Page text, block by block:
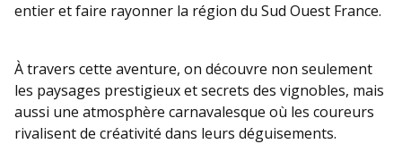
entier et faire rayonner la région du Sud Ouest France.
À travers cette aventure, on découvre non seulement
les paysages prestigieux et secrets des vignobles, mais
aussi une atmosphère carnavalesque où les coureurs
rivalisent de créativité dans leurs déguisements.